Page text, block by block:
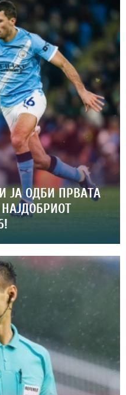
ЈА ОДБИ ПРВАТА